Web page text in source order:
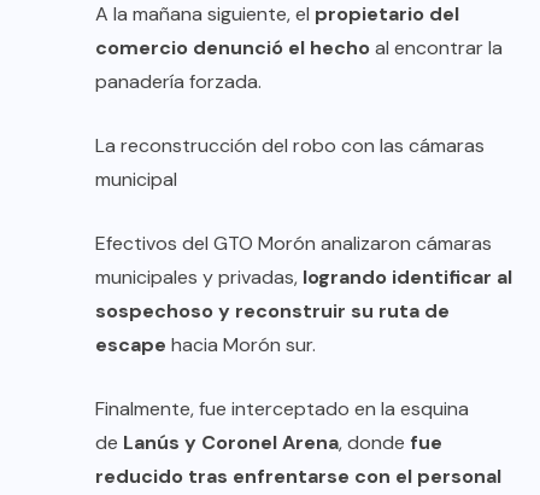
A la mañana siguiente, el propietario del
comercio denunció el hechoal encontrar la
panadería forzada.
La reconstrucción del robo con las cámaras
municipal
Efectivos del GTO Morón analizaron cámaras
municipales y privadas, logrando identificar al
sospechoso y reconstruir su ruta de
escape hacia Morón sur.
Finalmente, fue interceptado en la esquina
de Lanús y Coronel Arena, donde fue
reducido tras enfrentarse con el personal